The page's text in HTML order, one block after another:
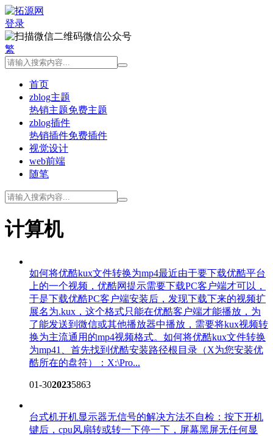
登录
微信公众号
繁
首页
zblog主题
热销主题免费主题
zblog插件
热销插件免费插件
视觉设计
web前端
随笔
计算机
如何将优酷kux文件转换为mp4最近由于要下载优酷平台
上的一个视频，优酷网提示需要下载PC客户端才可以，
于是下载优酷PC客户端安装后，发现下载下来的视频扩
展名为.kux，这个格式只能在优酷客户端才能播放，为
了能发送到微信或其他播放器中播放，需要将kux视频转
换为主流通用的mp4视频格式。如何将优酷kux文件转换
为mp41、首先找到优酷安装路径根目录（X为您安装优
酷所在的盘符）：X:\Pro...
01-3020235863
台式机开机显示器无信号的解决方法不自检：按下开机
键后，cpu风扇转或转一下停一下，屏幕黑屏无任何显